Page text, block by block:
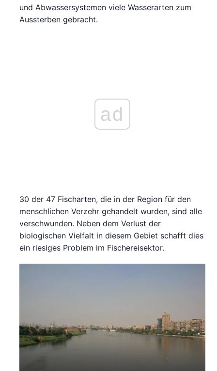
und Abwassersystemen viele Wasserarten zum
Aussterben gebracht.
ad
30 der 47 Fischarten, die in der Region für den
menschlichen Verzehr gehandelt wurden, sind alle
verschwunden. Neben dem Verlust der
biologischen Vielfalt in diesem Gebiet schafft dies
ein riesiges Problem im Fischereisektor.